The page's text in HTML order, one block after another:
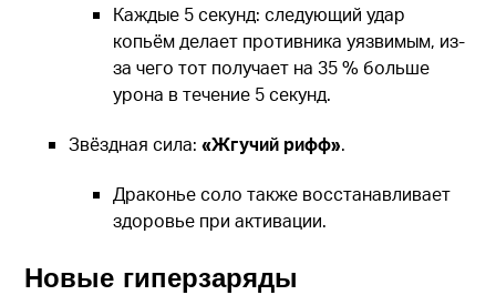
Каждые 5 секунд: следующий удар
копьём делает противника уязвимым, из-
за чего тот получает на 35 % больше
урона в течение 5 секунд.
Звёздная сила:«Жгучий рифф».
Драконье соло также восстанавливает
здоровье при активации.
Новые гиперзаряды